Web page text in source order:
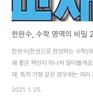
한완수, 수학 영역의 비밀
한완수(한권으로 완성하는 수학)
왜 좋은 책인지 하나씩 알아볼게
때, 특히 가형 같은 경우에는 여러
본적으로 수학을 굉장히 잘합니다
2021. 1. 25.